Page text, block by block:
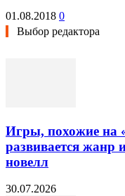
01.08.2018 0
Выбор редактора
Игры, похожие на
развивается жанр
новелл
30.07.2026